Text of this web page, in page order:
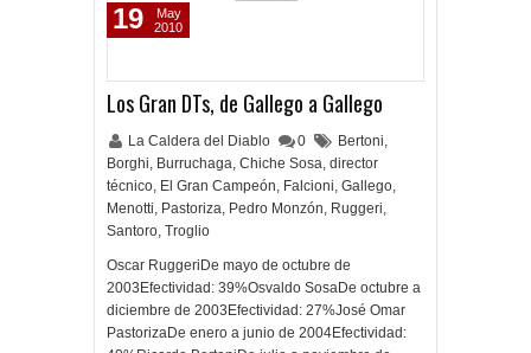
Los Gran DTs, de Gallego a Gallego
La Caldera del Diablo 0 Bertoni,
Borghi, Burruchaga, Chiche Sosa, director
técnico, El Gran Campeón, Falcioni, Gallego,
Menotti, Pastoriza, Pedro Monzón, Ruggeri,
Santoro, Troglio
Oscar RuggeriDe mayo de octubre de
2003Efectividad: 39%Osvaldo SosaDe octubre a
diciembre de 2003Efectividad: 27%José Omar
PastorizaDe enero a junio de 2004Efectividad:
19
May
2010